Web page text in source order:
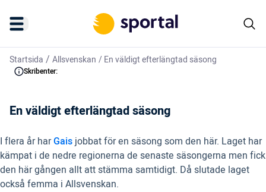
Startsida / Allsvenskan /En väldigt efterlängtad säsong
Skribenter:
En väldigt efterlängtad säsong
I flera år harGaisjobbat för en säsong som den här. Laget har
kämpat i de nedre regionerna de senaste säsongerna men fick
den här gången allt att stämma samtidigt. Då slutade laget
också femma i Allsvenskan.